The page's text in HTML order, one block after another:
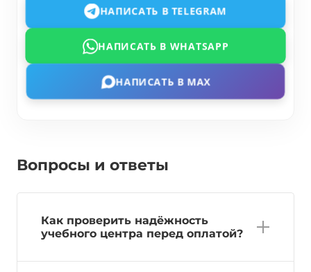
НАПИСАТЬ В TELEGRAM
НАПИСАТЬ В WHATSAPP
НАПИСАТЬ В MAX
Вопросы и ответы
Как проверить надёжность
учебного центра перед оплатой?